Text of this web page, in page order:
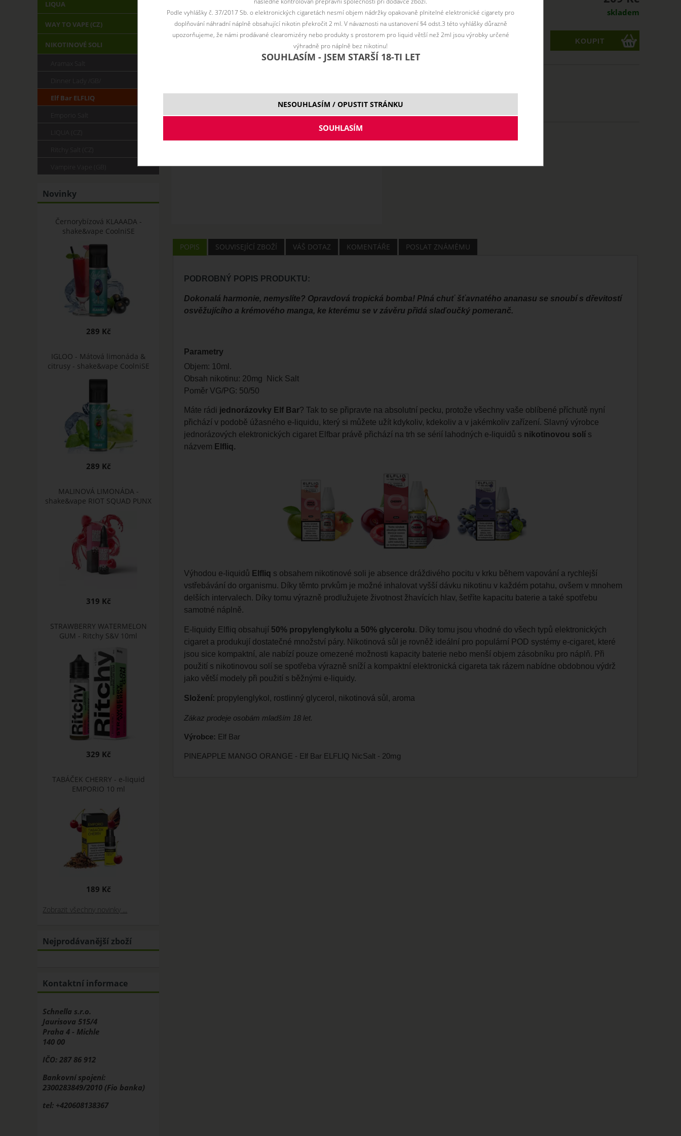
skladem
20 Nick MTL 10 ml 50/50
POPIS SOUVISEJÍCÍ ZBOŽÍ VÁŠ DOTAZ KOMENTÁŘE POSLAT ZNÁMÉMU
PODROBNÝ POPIS PRODUKTU:
Dokonalá harmonie, nemyslíte? Opravdová tropická bomba! Plná chuť šťavnatého ananasu se snoubí s dřevitostí
osvěžujícího a krémového manga, ke kterému se v závěru přidá slaďoučký pomeranč.
Parametry
Objem: 10ml.
Obsah nikotinu: 20mg Nick Salt
Poměr VG/PG: 50/50
Máte rádi jednorázovky Elf Bar? Tak to se připravte na absolutní pecku, protože všechny vaše oblíbené příchutě nyní
přichází v podobě úžasného e-liquidu, který si můžete užít kdykoliv, kdekoliv a v jakémkoliv zařízení. Slavný výrobce
jednorázových elektronických cigaret Elfbar právě přichází na trh se sérií lahodných e-liquidů s nikotinovou solís
názvem Elfliq.
Výhodou e-liquidů Elfliq s obsahem nikotinové soli je absence dráždivého pocitu v krku během vapování a rychlejší
vstřebávání do organismu. Díky těmto prvkům je možné inhalovat vyšší dávku nikotinu v každém potahu, ovšem v mnohem
delších intervalech. Díky tomu výrazně prodlužujete životnost žhavících hlav, šetříte kapacitu baterie a také spotřebu
samotné náplně.
E-liquidy Elfliq obsahují 50% propylenglykolu a 50% glycerolu. Díky tomu jsou vhodné do všech typů elektronických
cigaret a produkují dostatečné množství páry. Nikotinová sůl je rovněž ideální pro populární POD systémy e-cigaret, které
jsou sice kompaktní, ale nabízí pouze omezené možnosti kapacity baterie nebo menší objem zásobníku pro náplň. Při
použití s nikotinovou solí se spotřeba výrazně sníží a kompaktní elektronická cigareta tak rázem nabídne obdobnou výdrž
jako větší modely při použití s běžnými e-liquidy.
Složení: propylenglykol, rostlinný glycerol, nikotinová sůl, aroma
Zákaz prodeje osobám mladším 18 let.
Výrobce: Elf Bar
PINEAPPLE MANGO ORANGE - Elf Bar ELFLIQ NicSalt - 20mg
LIQUA
WAY TO VAPE (CZ)
NIKOTINOVÉ SOLI
Elf Bar ELFLIQ
Novinky
Černorybízová KLAAADA -
shake&vape CoolniSE
289 Kč
IGLOO - Mátová limonáda &
citrusy - shake&vape CoolniSE
289 Kč
MALINOVÁ LIMONÁDA -
shake&vape RIOT SQUAD PUNX
319 Kč
STRAWBERRY WATERMELON
GUM - Ritchy S&V 10ml
329 Kč
TABÁČEK CHERRY - e-liquid
EMPORIO 10 ml
189 Kč
Zobrazit všechny novinky ...
Nejprodávanější zboží
Kontaktní informace
Schnella s.r.o.
Jaurisova 515/4
Praha 4 - Michle
140 00
IČO: 287 86 912
Bankovní spojení:
2300283849/2010 (Fio banka)
tel: +420608138367
Podle vyhlášky č. 37/2017 Sb. o elektronických cigaretách nesmí objem nádržky opakovaně plnitelné elektronické cigarety pro
doplňování náhradní náplně obsahující nikotin překročit 2 ml. V návaznosti na ustanovení §4 odst.3 této vyhlášky důrazně
upozorňujeme, že námi prodávané clearomizéry nebo produkty s prostorem pro liquid větší než 2ml jsou výrobky určené
výhradně pro náplně bez nikotinu!
SOUHLASÍM - JSEM STARŠÍ 18-TI LET
NESOUHLASÍM / OPUSTIT STRÁNKU